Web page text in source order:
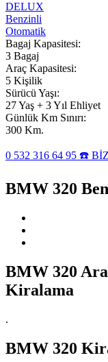
DELUX
Benzinli
Otomatik
Bagaj Kapasitesi:
3 Bagaj
Araç Kapasitesi:
5 Kişilik
Sürücü Yaşı:
27 Yaş + 3 Yıl Ehliyet
Günlük Km Sınırı:
300 Km.
0 532 316 64 95 ☎️
BMW 320
BMW 320
Kiralama
.
BMW 320